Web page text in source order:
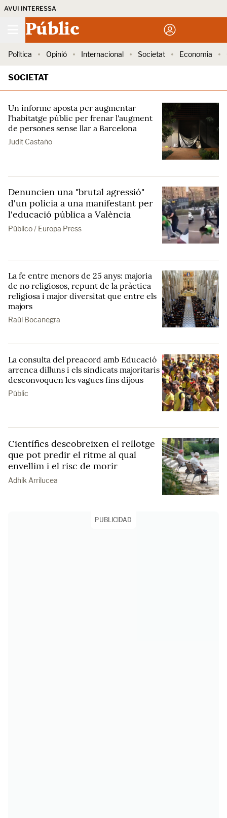
AVUI INTERESSA
Públic
Política Opinió Internacional Societat Economia
SOCIETAT
Un informe aposta per augmentar
l'habitatge públic per frenar l'augment
de persones sense llar a Barcelona
Judit Castaño
Denuncien una "brutal agressió"
d'un policia a una manifestant per
l'educació pública a València
Público / Europa Press
La fe entre menors de 25 anys: majoria
de no religiosos, repunt de la pràctica
religiosa i major diversitat que entre els
majors
Raúl Bocanegra
La consulta del preacord amb Educació
arrenca dilluns i els sindicats majoritaris
desconvoquen les vagues fins dijous
Públic
Científics descobreixen el rellotge
que pot predir el ritme al qual
envellim i el risc de morir
Adhik Arrilucea
PUBLICIDAD